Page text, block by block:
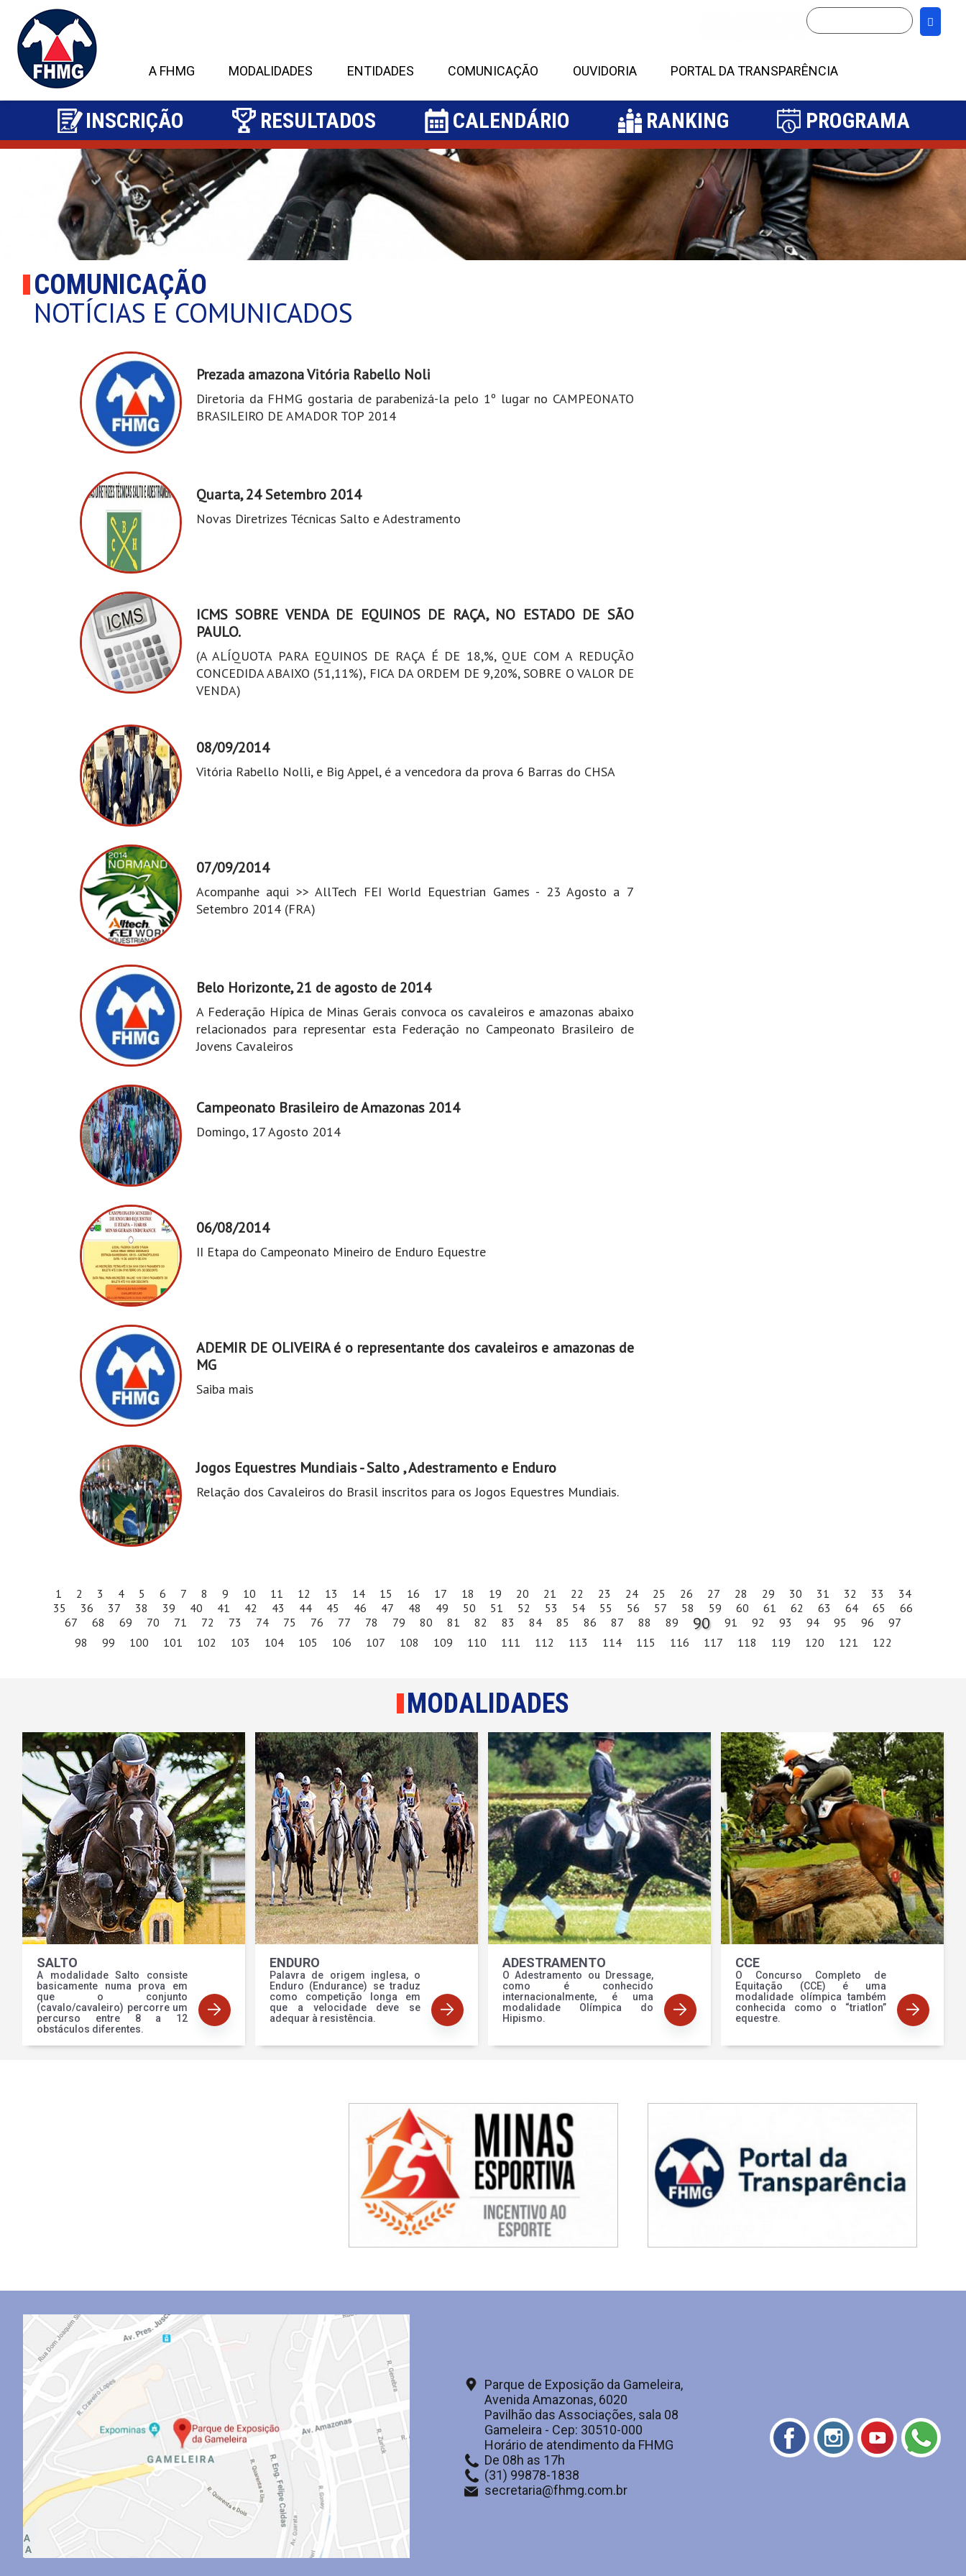
A FHMG MODALIDADES ENTIDADES COMUNICAÇÃO OUVIDORIA PORTAL DA TRANSPARÊNCIA
INSCRIÇÃO RESULTADOS CALENDÁRIO RANKING PROGRAMA
COMUNICAÇÃO
NOTÍCIAS E COMUNICADOS
Prezada amazona Vitória Rabello Noli
Diretoria da FHMG gostaria de parabenizá-la pelo 1º lugar no CAMPEONATO
BRASILEIRO DE AMADOR TOP 2014
Quarta, 24 Setembro 2014
Novas Diretrizes Técnicas Salto e Adestramento
ICMS SOBRE VENDA DE EQUINOS DE RAÇA, NO ESTADO DE SÃO
PAULO.
(A ALÍQUOTA PARA EQUINOS DE RAÇA É DE 18,%, QUE COM A REDUÇÃO
CONCEDIDA ABAIXO (51,11%), FICA DA ORDEM DE 9,20%, SOBRE O VALOR DE
VENDA)
08/09/2014
Vitória Rabello Nolli, e Big Appel, é a vencedora da prova 6 Barras do CHSA
07/09/2014
Acompanhe aqui >> AllTech FEI World Equestrian Games - 23 Agosto a 7
Setembro 2014 (FRA)
Belo Horizonte, 21 de agosto de 2014
A Federação Hípica de Minas Gerais convoca os cavaleiros e amazonas abaixo
relacionados para representar esta Federação no Campeonato Brasileiro de
Jovens Cavaleiros
Campeonato Brasileiro de Amazonas 2014
Domingo, 17 Agosto 2014
06/08/2014
II Etapa do Campeonato Mineiro de Enduro Equestre
ADEMIR DE OLIVEIRA é o representante dos cavaleiros e amazonas de
MG
Saiba mais
Jogos Equestres Mundiais - Salto , Adestramento e Enduro
Relação dos Cavaleiros do Brasil inscritos para os Jogos Equestres Mundiais.
1 2 3 4 5 6 7 8 9 10 11 12 13 14 15 16 17 18 19 20 21 22 23 24 25 26 27 28 29 30 31 32 33
34
35
36 37 38 39 40 41 42 43 44 45 46 47 48 49 50 51 52 53 54 55 56 57 58 59 60 61 62 63 64 65
66
67
68 69 70 71 72 73 74 75 76 77 78 79 80 81 82 83 84 85 86 87 88 89 90 91 92 93 94 95 96
97
98
99 100 101 102 103 104 105 106 107 108 109 110 111 112 113 114 115 116 117 118 119 120 121 122
MODALIDADES
SALTO
A modalidade Salto consiste
basicamente numa prova em
que o conjunto
(cavalo/cavaleiro) percorre um
percurso entre 8 a 12
obstáculos diferentes.
ENDURO
Palavra de origem inglesa, o
Enduro (Endurance) se traduz
como competição longa em
que a velocidade deve se
adequar à resistência.
ADESTRAMENTO
O Adestramento ou Dressage,
como é conhecido
internacionalmente, é uma
modalidade Olímpica do
Hipismo.
CCE
O Concurso Completo de
Equitação (CCE) é uma
modalidade olímpica também
conhecida como o “triatlon”
equestre.
Parque de Exposição da Gameleira,
Avenida Amazonas, 6020
Pavilhão das Associações, sala 08
Gameleira - Cep: 30510-000
Horário de atendimento da FHMG
De 08h as 17h
(31) 99878-1838
secretaria@fhmg.com.br